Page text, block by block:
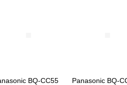
BQ-CC55
Panasonic BQ-